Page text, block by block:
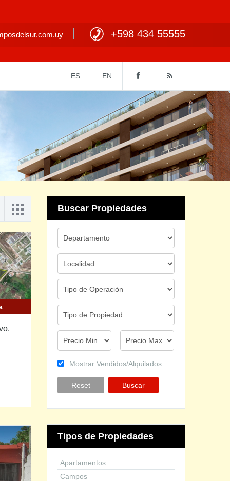
+598 434 55555
ES EN
Buscar Propiedades
Mostrar Vendidos/Alquilados
Reset Buscar
Tipos de Propiedades
Apartamentos
Campos